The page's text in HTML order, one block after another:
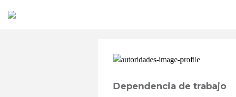
Dependencia de trabajo